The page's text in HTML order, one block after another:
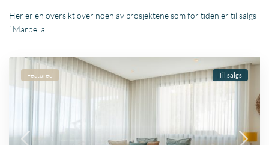
Her er en oversikt over noen av prosjektene som for tiden er til salgs
i Marbella.
Featured Til salgs